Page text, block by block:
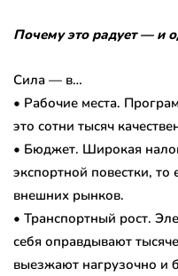
Почему это радует — и
Сила — в…
• Рабочие места.
это сотни тысяч
• Бюджет. Широкая
экспортной повестки, то
внешних рынков.
• Транспортный рост.
себя оправдывают
выезжают нагрузочно и